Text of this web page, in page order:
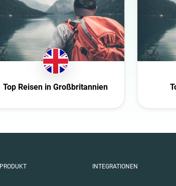
Entertainment
Ernährung
Familie
Finanzen
Gaming
Kultur
Top Reisen in Großbritannien
PRODUKT INTEGRATIONEN